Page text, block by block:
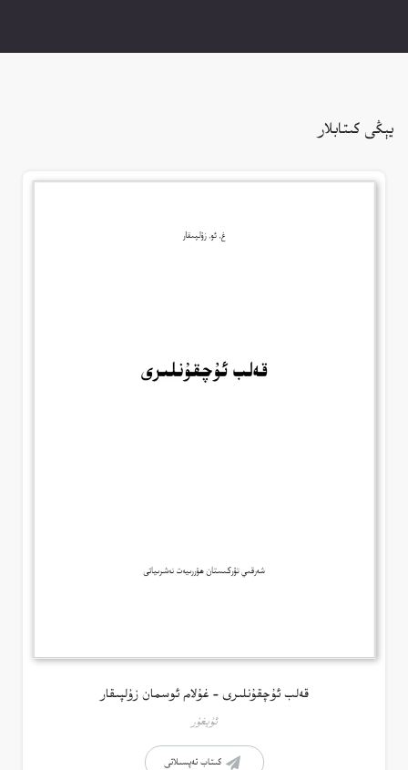
يېڭى كىتابلار
قەلب ئۇچقۇنلىرى – غۇلام ئوسمان زۇلپىقار
ئۇيغۇر
كىتاب تەپسىلاتى